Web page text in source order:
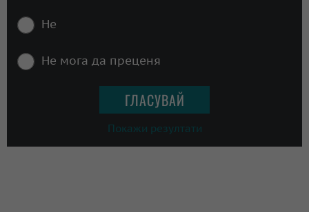
Не
Не мога да преценя
Покажи резултати